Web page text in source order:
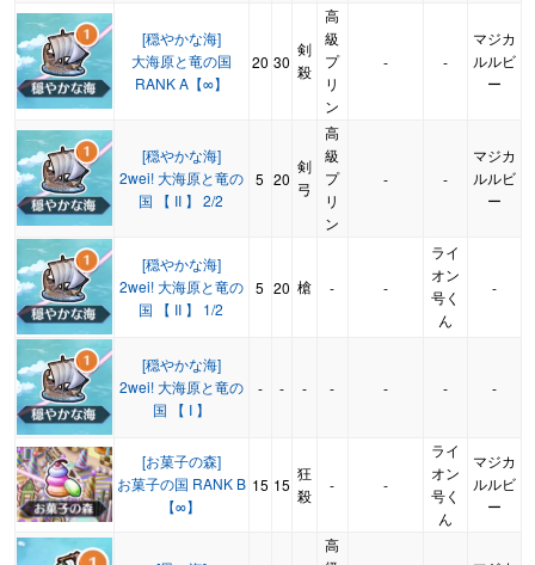
[穏やかな海]
大海原と竜の国
RANK A【∞】
20 30
剣
殺
高
級
プ
リ
ン
- -
マジカ
ルルビ
ー
[穏やかな海]
2wei! 大海原と竜の
国 【 II 】 2/2
5 20
剣
弓
高
級
プ
リ
ン
- -
マジカ
ルルビ
ー
[穏やかな海]
2wei! 大海原と竜の
国 【 II 】 1/2
5 20 槍 - -
ライ
オン
号く
ん
-
[穏やかな海]
2wei! 大海原と竜の
国 【 I 】
- - - - - - -
[お菓子の森]
お菓子の国 RANK B
【∞】
15 15
狂
殺
- -
ライ
オン
号く
ん
マジカ
ルルビ
ー
高